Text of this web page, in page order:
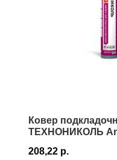
Ковер
ТЕХНОНИКОЛЬ
208,22 р.